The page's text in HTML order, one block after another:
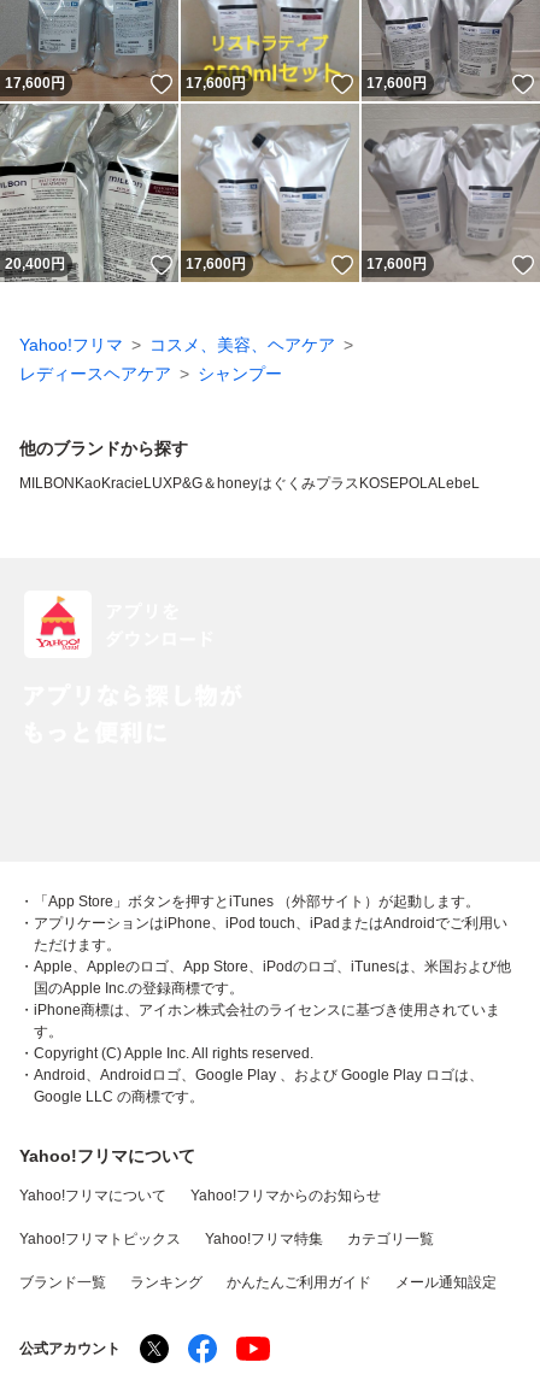
17,600円 いいね！
17,600円 いいね！
17,600円
20,400円 いいね！
17,600円 いいね！
17,600円
Yahoo!フリマ
コスメ、美容、ヘアケア
レディースヘアケア
シャンプー
他のブランドから探す
MILBON KaoKracie LUXP&G＆honeyはぐくみプラス KOSEPOLALebeL
・「App Store」ボタンを押すとiTunes （外部サイト）が起動します。
・アプリケーションはiPhone、iPod touch、iPadまたはAndroidでご利用い
ただけます。
・Apple、Appleのロゴ、App Store、iPodのロゴ、iTunesは、米国および他
国のApple Inc.の登録商標です。
・iPhone商標は、アイホン株式会社のライセンスに基づき使用されていま
す。
・Copyright (C) Apple Inc. All rights reserved.
・Android、Androidロゴ、Google Play 、および Google Play ロゴは、
Google LLC の商標です。
Yahoo!フリマについて
Yahoo!フリマについて Yahoo!フリマからのお知らせ
Yahoo!フリマトピックス Yahoo!フリマ特集 カテゴリ一覧
ブランド一覧 ランキング かんたんご利用ガイド メール通知設定
公式アカウント